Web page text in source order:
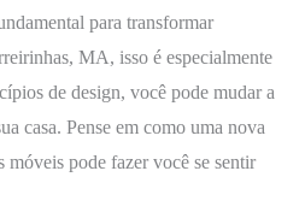
para transformar
MA, isso é especialmente
de design, você pode mudar a
casa. Pense em como uma nova
pode fazer você se sentir